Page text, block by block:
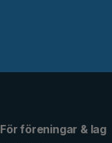
För föreningar & lag